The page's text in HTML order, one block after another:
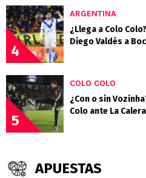
4
ARGENTINA
¿Llega a Colo
Diego Valdés a
5
COLO COLO
¿Con o sin
Colo ante La Calera
APUESTAS